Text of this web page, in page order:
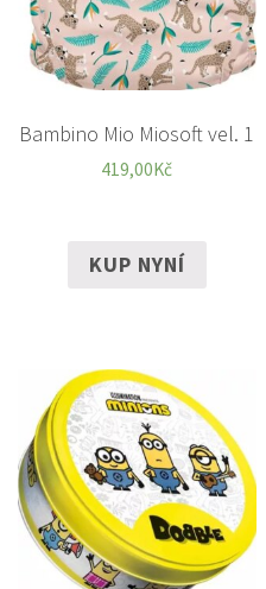
Bambino Mio Miosoft vel. 1
419,00Kč
KUP NYNÍ